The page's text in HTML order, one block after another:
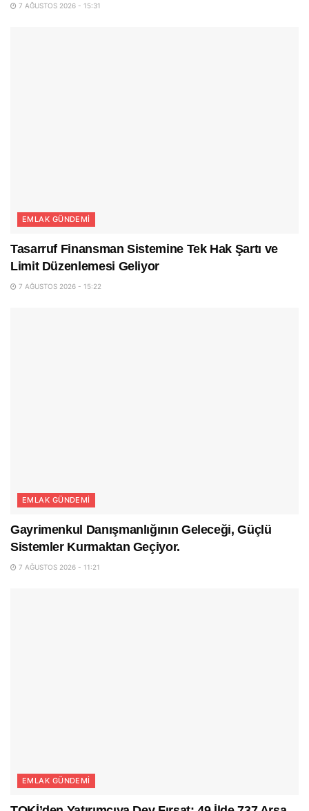
7 AĞUSTOS 2026 - 15:31
EMLAK GÜNDEMI
Tasarruf Finansman Sistemine Tek Hak Şartı ve
Limit Düzenlemesi Geliyor
7 AĞUSTOS 2026 - 15:22
EMLAK GÜNDEMI
Gayrimenkul Danışmanlığının Geleceği, Güçlü
Sistemler Kurmaktan Geçiyor.
7 AĞUSTOS 2026 - 11:21
EMLAK GÜNDEMI